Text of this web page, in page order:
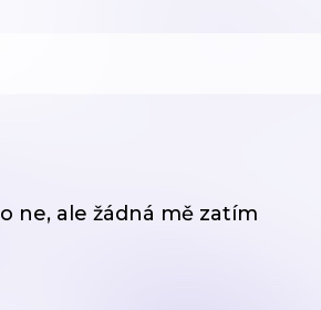
ne, ale žádná mě zatím